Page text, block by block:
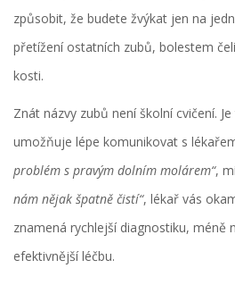
způsobit, že budete žvýkat jen na
přetížení ostatních zubů, bolestem
kosti.
Znát názvy zubů není školní cvičení.
umožňuje lépe komunikovat s
problém s pravým dolním molárem“,
nám nějak špatně čistí“, lékař vás
znamená rychlejší diagnostiku, méně
efektivnější léčbu.